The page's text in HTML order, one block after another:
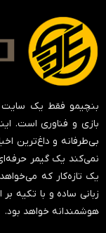
بنچیمو فقط یک سایت
بازی و فناوری است.
بی‌طرفانه و داغ‌ترین
نمی‌کند یک گیمر
یک تازه‌کار که
زبانی ساده و با تکیه
هوشمندانه خواهد بود.